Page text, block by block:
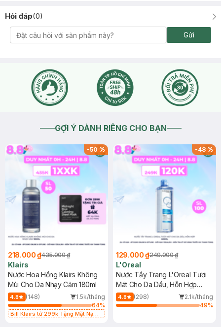
Hỏi đáp(0)
Gửi
GỢI Ý DÀNH RIÊNG CHO BẠN
-50%
218.000 ₫435.000 ₫
Klairs
Nước Hoa Hồng Klairs Không
Mùi Cho Da Nhạy Cảm 180ml
4.8 (148)
1.5k/tháng
64%
Bill Klairs từ 299k Tặng Mặt Nạ
-48%
129.000 ₫249.000 ₫
L'Oreal
Nước Tẩy Trang L'Oreal Tươi
Mát Cho Da Dầu, Hỗn Hợp
400ml
4.8 (298)
2.1k/tháng
49%